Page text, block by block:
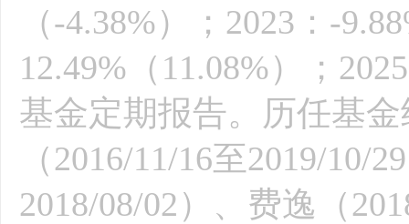
（-4.38%）；2023：-
12.49%（11.08%）；
基金定期报告。历任基
（2016/11/16至2019/10/
2018/08/02）、费逸（